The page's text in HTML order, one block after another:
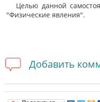
Целью данной
"Физические явления".
Добавить